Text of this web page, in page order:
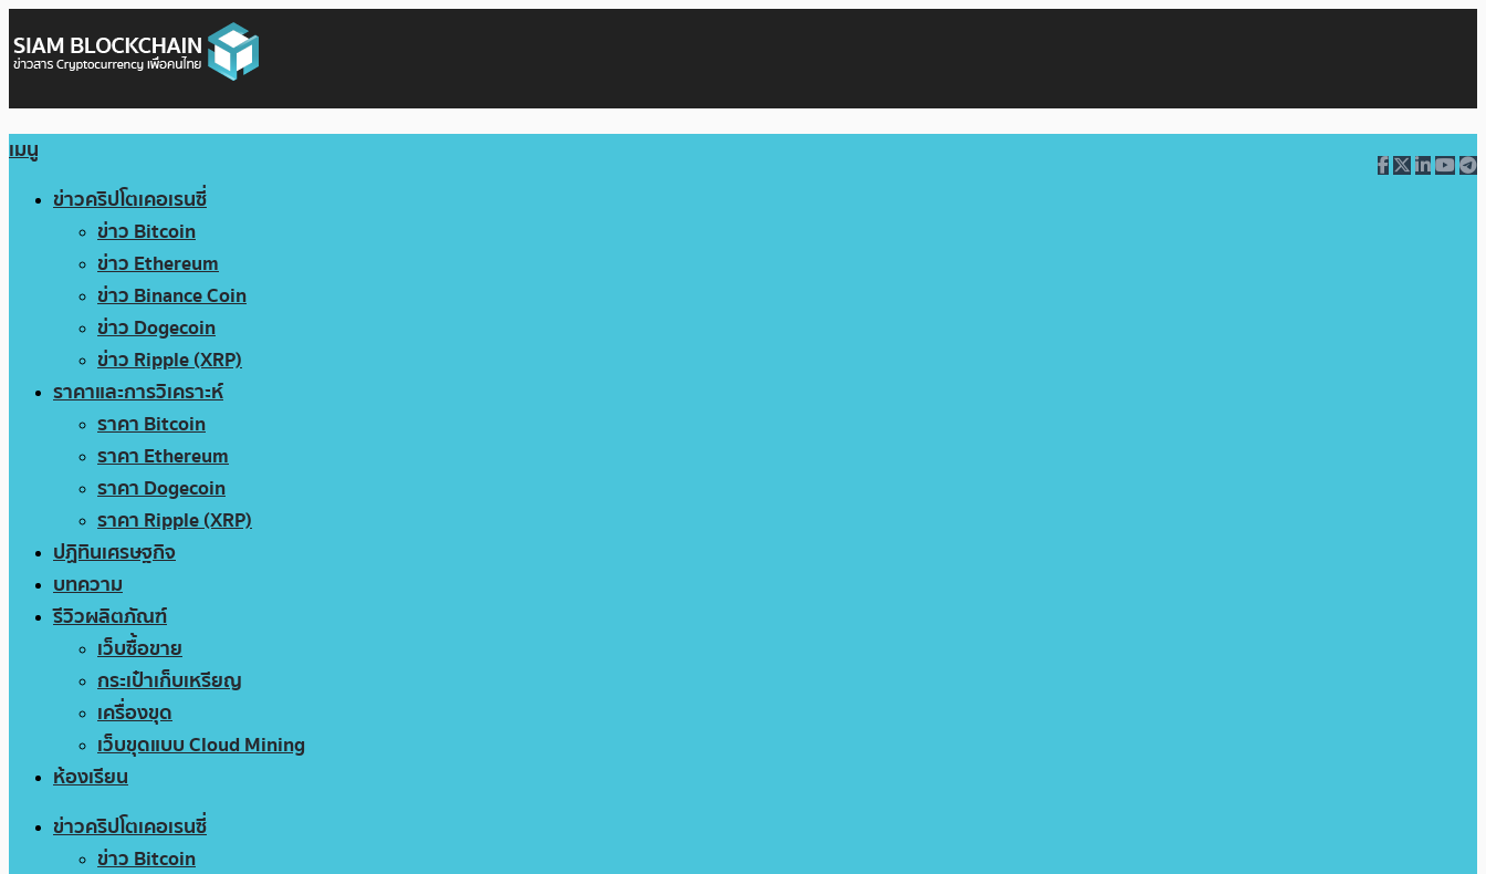
เมนู
ข่าวคริปโตเคอเรนซี่
ข่าว Bitcoin
ข่าว Ethereum
ข่าว Binance Coin
ข่าว Dogecoin
ข่าว Ripple (XRP)
ราคาและการวิเคราะห์
ราคา Bitcoin
ราคา Ethereum
ราคา Dogecoin
ราคา Ripple (XRP)
ปฏิทินเศรษฐกิจ
บทความ
รีวิวผลิตภัณฑ์
เว็บซื้อขาย
กระเป๋าเก็บเหรียญ
เครื่องขุด
เว็บขุดแบบ Cloud Mining
ห้องเรียน
ข่าวคริปโตเคอเรนซี่
ข่าว Bitcoin